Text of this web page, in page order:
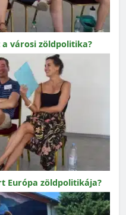
városi zöldpolitika?
Európa zöldpolitikája?